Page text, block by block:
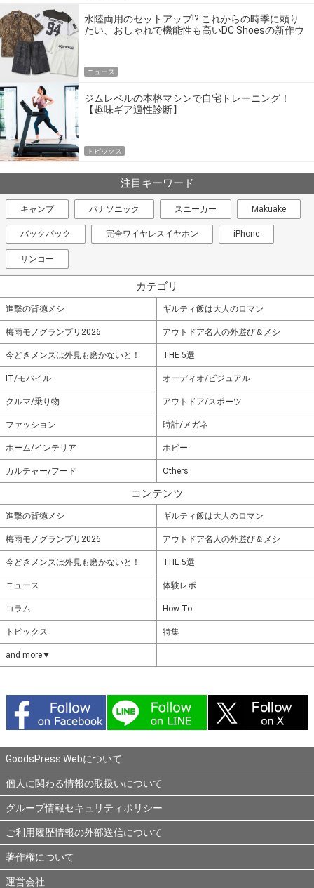
水陸両用のセットアップ!? これからの時季に頼り
たい、おしゃれで機能性も高いDC Shoesの新作ウ
ニュース
ジムレベルの本格マシンで自宅トレーニング！
【趣味ギア適性診断】
トピックス
注目キーワード
キャンプ パナソニック スニーカー Makuake
バックパック 完全ワイヤレスイヤホン iPhone
サンコー
カテゴリ
進撃の背徳メシ ギルティ飯は大人のロマン
梅雨モノグランプリ2026 アウトドア名人の外遊び＆メシ
今どきメンズは外見も磨かないと！ THE 5選
IT/モバイル オーディオ/ビジュアル
クルマ/乗り物 アウトドア/スポーツ
ファッション 時計/メガネ
ホーム/インテリア ホビー
カルチャー/フード Others
コンテンツ
進撃の背徳メシ ギルティ飯は大人のロマン
梅雨モノグランプリ2026 アウトドア名人の外遊び＆メシ
今どきメンズは外見も磨かないと！ THE 5選
ニュース 体験レポ
コラム How To
トピックス 特集
and more▼
GoodsPress Webについて
個人に関わる情報の取扱いについて
グループ情報セキュリティポリシー
ご利用履歴情報の外部送信について
著作権について
運営会社